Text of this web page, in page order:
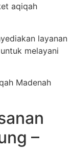
aqiqah
layanan
melayani
Madenah
–